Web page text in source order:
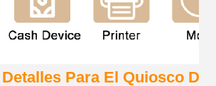
Para El Quiosco De